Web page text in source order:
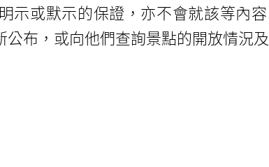
示或默示的保證，亦不會就該等內
布，或向他們查詢景點的開放情況